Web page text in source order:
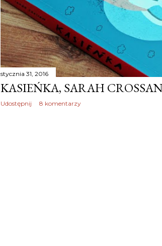
stycznia 31, 2016
KASIEŃKA, SARAH CROSSAN
Udostępnij 8 komentarzy